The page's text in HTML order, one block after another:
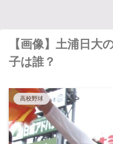
【画像】土浦日大
子は誰？
高校野球